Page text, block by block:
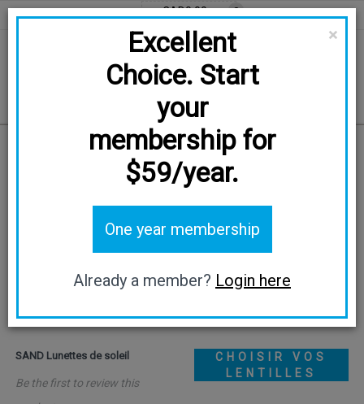
EN FR CAD
0
CAD0.00
Lunettes de soleil /SAND
SAND Lunettes de soleil
Be the first to review this
CHOISIR VOS
LENTILLES
×
Excellent
Choice. Start
your
membership for
$59/year.
One year membership
Already a member? Login here